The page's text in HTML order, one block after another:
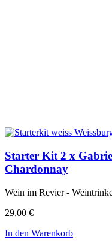
Starter Kit 2 x
Chardonnay
Wein im Revier -
29,00 €
In den Warenkorb